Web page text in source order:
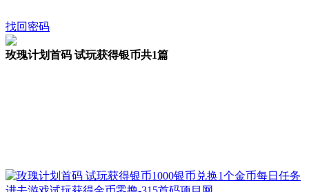
找回密码
玫瑰计划首码 试玩获得银币共1篇